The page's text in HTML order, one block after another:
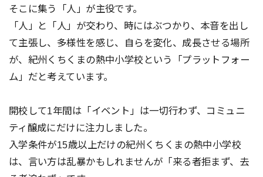
そこに集う「人」が主役です。
「人」と「人」が交わり、時にはぶつかり、本音を出し
て主張し、多様性を感じ、自らを変化、成長させる場所
が、紀州くちくまの熱中小学校という「プラットフォー
ム」だと考えています。
開校して1年間は「イベント」は一切行わず、コミュニ
ティ醸成にだけに注力しました。
入学条件が15歳以上だけの紀州くちくまの熱中小学校
は、言い方は乱暴かもしれませんが「来る者拒まず、去